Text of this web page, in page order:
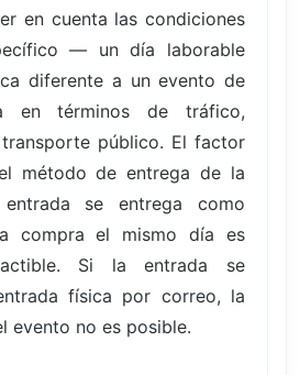
en cuenta las condiciones
— un día laborable
diferente a un evento de
en términos de tráfico,
público. El factor
método de entrega de la
se entrega como
compra el mismo día es
Si la entrada se
física por correo, la
evento no es posible.